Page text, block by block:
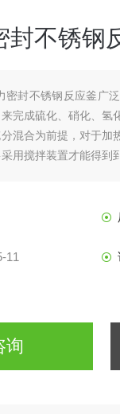
封不锈钢
密封不锈钢反应釜广
完成硫化、硝化、氢
混合为前提，对于
用搅拌装置才能得到
11
询